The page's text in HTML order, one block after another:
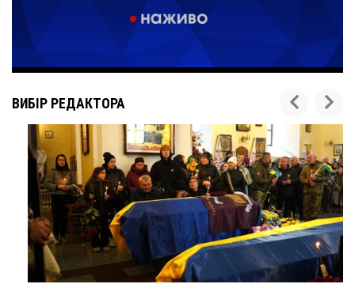
ВИБІР РЕДАКТОРА